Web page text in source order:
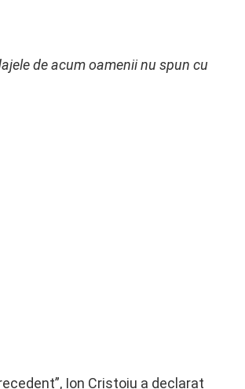
de acum oamenii nu spun cu
Ion Cristoiu a declarat